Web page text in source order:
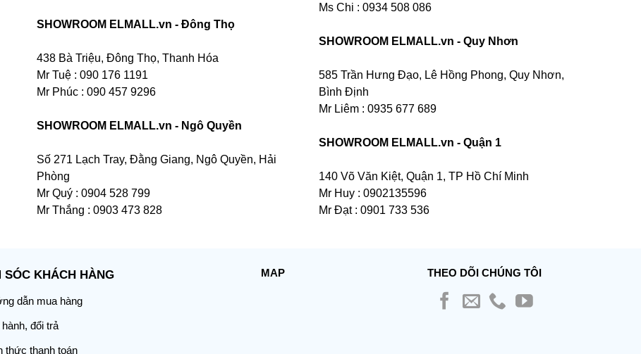
SHOWROOM ELMALL.vn - Đông Thọ
438 Bà Triệu, Đông Thọ, Thanh Hóa
Mr Tuệ : 090 176 1191
Mr Phúc : 090 457 9296
SHOWROOM ELMALL.vn - Ngô Quyền
Số 271 Lạch Tray, Đằng Giang, Ngô Quyền, Hải
Phòng
Mr Quý : 0904 528 799
Mr Thắng : 0903 473 828
Ms Chi : 0934 508 086
SHOWROOM ELMALL.vn - Quy Nhơn
585 Trần Hưng Đạo, Lê Hồng Phong, Quy Nhơn,
Bình Định
Mr Liêm : 0935 677 689
SHOWROOM ELMALL.vn - Quận 1
140 Võ Văn Kiệt, Quận 1, TP Hồ Chí Minh
Mr Huy : 0902135596
Mr Đạt : 0901 733 536
SÓC KHÁCH HÀNG
dẫn mua hàng
hành, đổi trả
thức thanh toán
MAP THEO DÕI CHÚNG TÔI